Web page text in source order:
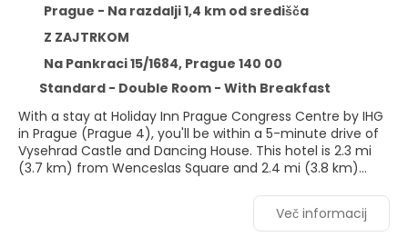
Prague - Na razdalji 1,4 km od središča
Z ZAJTRKOM
Na Pankraci 15/1684, Prague 140 00
Standard - Double Room - With Breakfast
With a stay at Holiday Inn Prague Congress Centre by IHG
in Prague (Prague 4), you'll be within a 5-minute drive of
Vysehrad Castle and Dancing House. This hotel is 2.3 mi
(3.7 km) from Wenceslas Square and 2.4 mi (3.8 km)
Pamper yourself with onsite massages or enjoy recreation
Več informacij